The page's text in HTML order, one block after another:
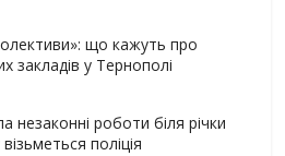
що кажуть про
закладів у Тернополі
незаконні роботи біля річки
поліція